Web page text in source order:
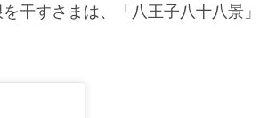
干すさまは、「八王子八十八景」